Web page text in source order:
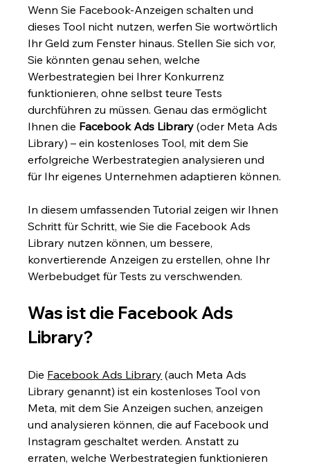
Wenn Sie Facebook-Anzeigen schalten und
dieses Tool nicht nutzen, werfen Sie wortwörtlich
Ihr Geld zum Fenster hinaus. Stellen Sie sich vor,
Sie könnten genau sehen, welche
Werbestrategien bei Ihrer Konkurrenz
funktionieren, ohne selbst teure Tests
durchführen zu müssen. Genau das ermöglicht
Ihnen die Facebook Ads Library (oder Meta Ads
Library) – ein kostenloses Tool, mit dem Sie
erfolgreiche Werbestrategien analysieren und
für Ihr eigenes Unternehmen adaptieren können.
In diesem umfassenden Tutorial zeigen wir Ihnen
Schritt für Schritt, wie Sie die Facebook Ads
Library nutzen können, um bessere,
konvertierende Anzeigen zu erstellen, ohne Ihr
Werbebudget für Tests zu verschwenden.
Was ist die Facebook Ads
Library?
Die Facebook Ads Library (auch Meta Ads
Library genannt) ist ein kostenloses Tool von
Meta, mit dem Sie Anzeigen suchen, anzeigen
und analysieren können, die auf Facebook und
Instagram geschaltet werden. Anstatt zu
erraten, welche Werbestrategien funktionieren